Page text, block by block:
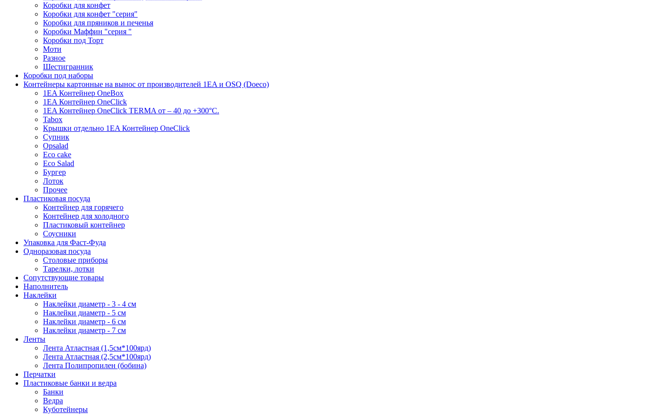
Коробки для конфет
Коробки для конфет "серия"
Коробки для пряников и печенья
Коробки Маффин "серия "
Коробки под Торт
Моти
Разное
Шестигранник
Коробки под наборы
Контейнеры картонные на вынос от производителей 1EA и OSQ (Doeco)
1EA Контейнер OneBox
1EA Контейнер OneClick
1EA Контейнер OneClick TERMA от – 40 до +300°C.
Tabox
Крышки отдельно 1EA Контейнер OneClick
Супник
Opsalad
Eco cake
Eco Salad
Бургер
Лоток
Прочее
Пластиковая посуда
Контейнер для горячего
Контейнер для холодного
Пластиковый контейнер
Соусники
Упаковка для Фаст-Фуда
Одноразовая посуда
Столовые приборы
Тарелки, лотки
Сопутствующие товары
Наполнитель
Наклейки
Наклейки диаметр - 3 - 4 см
Наклейки диаметр - 5 см
Наклейки диаметр - 6 см
Наклейки диаметр - 7 см
Ленты
Лента Атластная (1,5см*100ярд)
Лента Атластная (2,5см*100ярд)
Лента Полипропилен (бобина)
Перчатки
Пластиковые банки и ведра
Банки
Ведра
Куботейнеры